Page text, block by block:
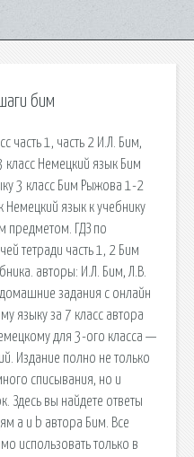
бим
часть 1, часть 2 И.Л. Бим,
Немецкий язык Бим
3 класс Бим Рыжова 1-2
Немецкий язык к учебнику
предметом. ГДЗ по
тетради часть 1, 2 Бим
авторы: И.Л. Бим, Л.В.
задания с онлайн
языку за 7 класс автора
для 3-ого класса —
Издание полно не только
списывания, но и
Здесь вы найдете ответы
a и b автора Бим. Все
использовать только в